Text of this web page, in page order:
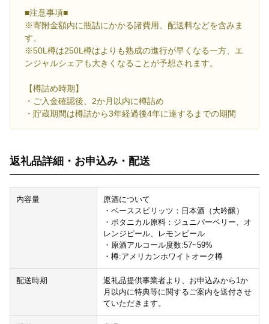
■注意事項■
※寄附金額内に瓶詰にかかる諸費用、配送料などを含みま
す。
※50L樽は250L樽はよりも熟成の進行が早くなる一方、エ
ンジャルシェアも大きくなることが予想されます。
【樽詰め時期】
・ご入金確認後、2か月以内に樽詰め
・貯蔵期間は樽詰から3年経過後4年に達するまでの期間
返礼品詳細・お申込み・配送
内容量
原酒について
・ベーススピリッツ：日本酒（大吟醸）
・ボタニカル原料：ジュニパーベリー、オ
レンジピール、レモンピール
・原酒アルコール度数:57~59%
・樽:アメリカンホワイトオーク樽
配送時期
返礼品提供事業者より、お申込みから1か
月以内に特典等に関するご案内を送付させ
ていただきます。